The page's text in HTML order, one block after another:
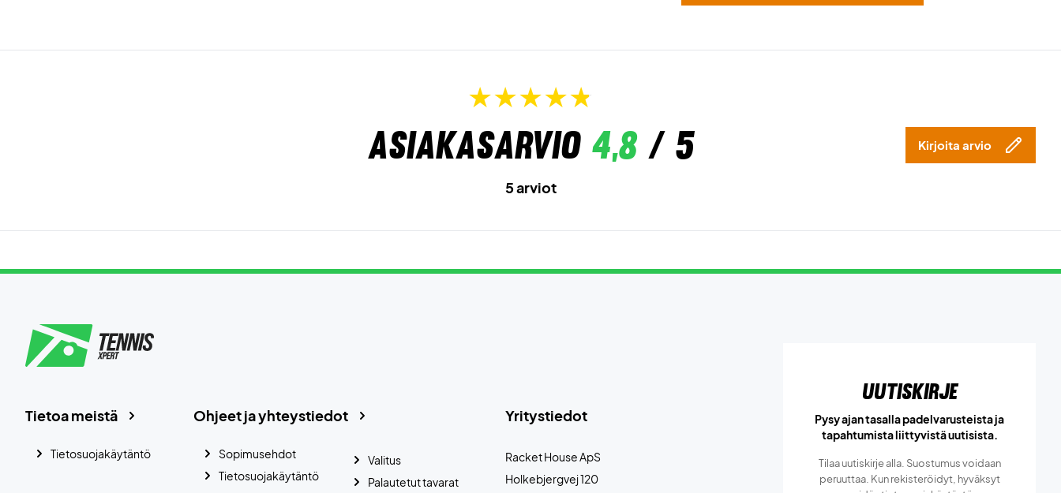
Asiakasarvio 4,8/ 5 Kirjoita arvio
5 arviot
Yritystiedot
Racket House ApS
Holkebjergvej 120
Ohjeet ja yhteystiedot
Sopimusehdot
Tietosuojakäytäntö
Valitus
Palautetut tavarat
Tietoa meistä
Tietosuojakäytäntö
Uutiskirje
Pysy ajan tasalla padelvarusteista ja
tapahtumista liittyvistä uutisista.
Tilaa uutiskirje alla. Suostumus voidaan
peruuttaa. Kun rekisteröidyt, hyväksyt